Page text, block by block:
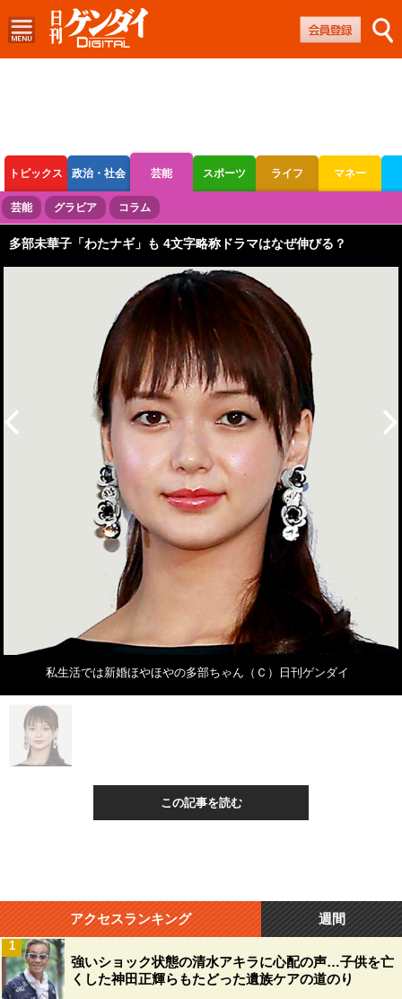
トピックス 政治・社会 芸能 スポーツ ライフ マネー
ボートレース 競輪 オートレース
芸能 グラビア コラム
多部未華子「わたナギ」も 4文字略称ドラマはなぜ伸びる？
私生活では新婚ほやほやの多部ちゃん（Ｃ）日刊ゲンダイ
この記事を読む
アクセスランキング 週間
強いショック状態の清水アキラに心配の声…子供を亡
くした神田正輝らもたどった遺族ケアの道のり
1